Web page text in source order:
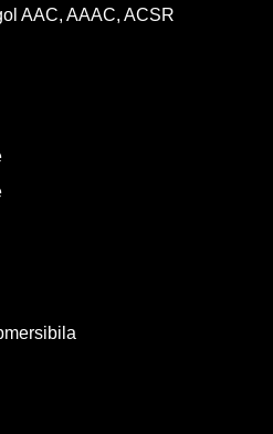
AAC, AAAC, ACSR